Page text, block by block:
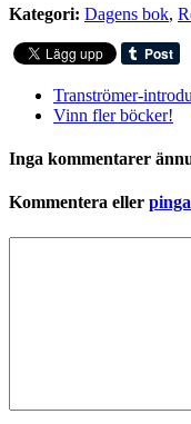
Kategori: Dagens bok,
Tranströmer-
Vinn fler böcker!
Inga kommentarer
Kommentera eller